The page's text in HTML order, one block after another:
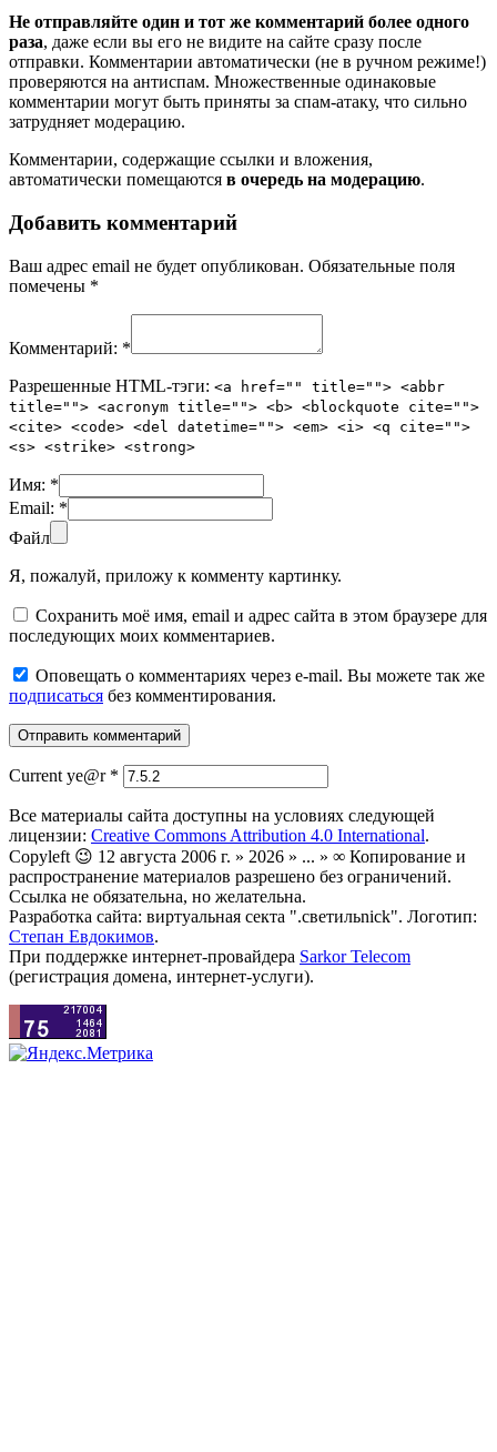
Не отправляйте один и тот же комментарий более одного
раза, даже если вы его не видите на сайте сразу после
отправки. Комментарии автоматически (не в ручном режиме!)
проверяются на антиспам. Множественные одинаковые
комментарии могут быть приняты за спам-атаку, что сильно
затрудняет модерацию.
Комментарии, содержащие ссылки и вложения,
автоматически помещаются в очередь на модерацию.
Добавить комментарий
Ваш адрес email не будет опубликован. Обязательные поля
помечены *
Комментарий: *
Разрешенные HTML-тэги: <a href="" title=""> <abbr
title=""> <acronym title=""> <b> <blockquote cite="">
<cite> <code> <del datetime=""> <em> <i> <q cite="">
<s> <strike> <strong>
Имя: *
Email: *
Файл
Я, пожалуй, приложу к комменту картинку.
Сохранить моё имя, email и адрес сайта в этом браузере для
последующих моих комментариев.
Оповещать о комментариях через e-mail. Вы можете так же
подписаться без комментирования.
Current ye@r *
Все материалы сайта доступны на условиях следующей
лицензии: Creative Commons Attribution 4.0 International.
Copyleft 😉 12 августа 2006 г. » 2026 » ... » ∞ Копирование и
распространение материалов разрешено без ограничений.
Ссылка не обязательна, но желательна.
Разработка сайта: виртуальная секта ".светильnick". Логотип:
Степан Евдокимов.
При поддержке интернет-провайдера Sarkor Telecom
(регистрация домена, интернет-услуги).